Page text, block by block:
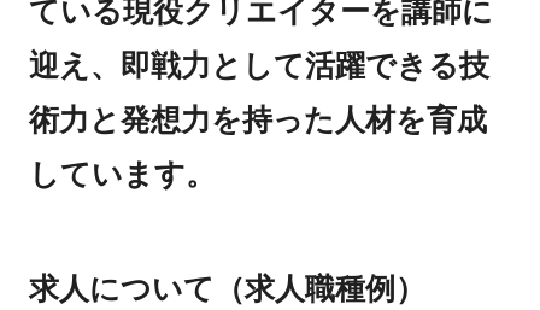
ている現役クリエイターを講師に
迎え、即戦力として活躍できる技
術力と発想力を持った人材を育成
しています。
求人について（求人職種例）